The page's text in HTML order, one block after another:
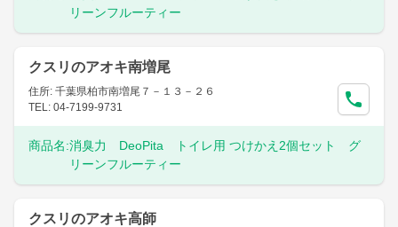
リーンフルーティー
クスリのアオキ南増尾
住所: 千葉県柏市南増尾７－１３－２６
TEL: 04-7199-9731
商品名:消臭力 DeoPita トイレ用 つけかえ2個セット グ
リーンフルーティー
クスリのアオキ高師